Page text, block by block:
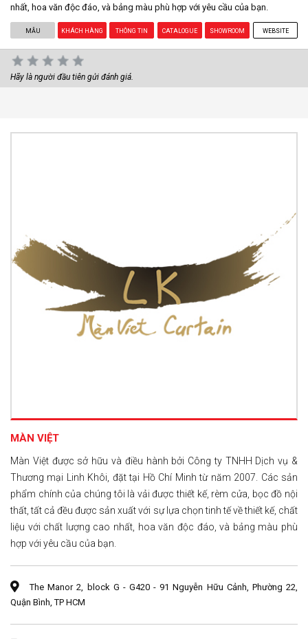
nhất, hoa văn độc đáo, và bảng màu phù hợp với yêu cầu của bạn.
MẪU KHÁCH HÀNG THÔNG TIN CATALOGUE SHOWROOM WEBSITE
Hãy là người đầu tiên gửi đánh giá.
MÀN VIỆT
Màn Việt được sở hữu và điều hành bởi Công ty TNHH Dịch vụ &
Thương mại Linh Khôi, đặt tại Hồ Chí Minh từ năm 2007. Các sản
phẩm chính của chúng tôi là vải được thiết kế, rèm cửa, bọc đồ nội
thất, tất cả đều được sản xuất với sự lựa chọn tinh tế về thiết kế, chất
liệu với chất lượng cao nhất, hoa văn độc đáo, và bảng màu phù
hợp với yêu cầu của bạn.
The Manor 2, block G - G420 - 91 Nguyễn Hữu Cảnh, Phường 22,
Quận Bình, TP HCM